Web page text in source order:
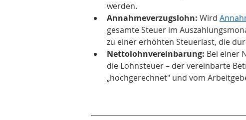
werden.
Annahmeverzugslohn: Wird
gesamte Steuer im
zu einer erhöhten Steuerlast, die
Nettolohnvereinbarung: Bei einer
die Lohnsteuer – der vereinbarte
„hochgerechnet" und vom